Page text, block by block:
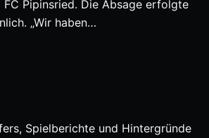
Pipinsried. Die Absage erfolgte
„Wir haben…
Spielberichte und Hintergründe